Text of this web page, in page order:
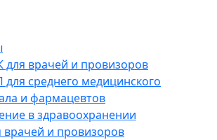
врачей и провизоров
среднего медицинского
и фармацевтов
в здравоохранении
врачей и провизоров